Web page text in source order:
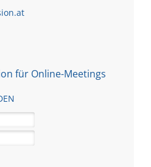
für Online-Meetings